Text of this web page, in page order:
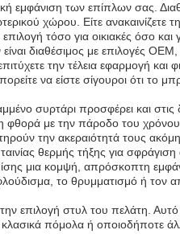
εμφάνιση των επίπλων σας.
χώρου. Είτε ανακαινίζετε
τόσο για οικιακές όσο και
διαθέσιμος με επιλογές
την τέλεια εφαρμογή και
να είστε σίγουροι ότι το
συρτάρι προσφέρει και
φθορά με την πάροδο του
την ακεραιότητά τους
θερμής τήξης για
μια κομψή, απρόσκοπτη
το θρυμματισμό ή
επιλογή στυλ του πελάτη. Αυτό
κλασικά πόμολα ή